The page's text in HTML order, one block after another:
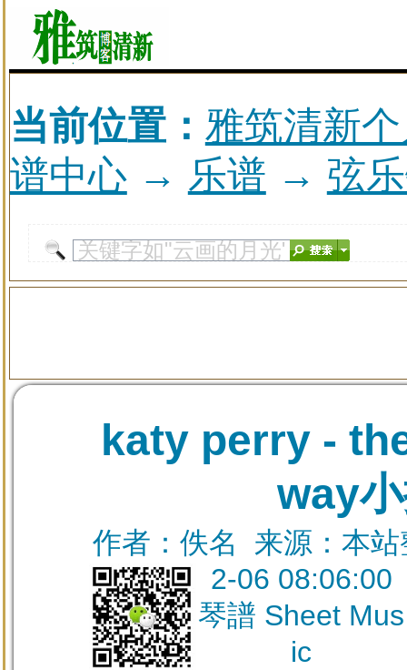
当前位置： 雅筑清新
谱中心→ 乐谱 → 弦
katy perry -
way
作者：佚名 来源：本
2-06 08:06:00
琴譜 Sheet Mus
ic